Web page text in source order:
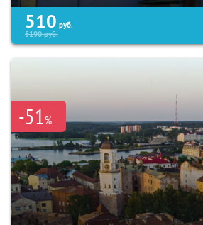
510 руб.
5190руб.
-51%